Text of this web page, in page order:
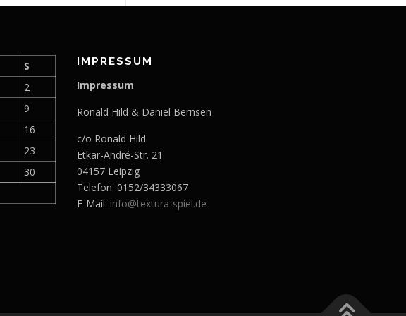
S
2
9
16
23
30
IMPRESSUM
Impressum
Ronald Hild & Daniel Bernsen
c/o Ronald Hild
Etkar-André-Str. 21
04157 Leipzig
Telefon: 0152/34333067
E-Mail: info@textura-spiel.de